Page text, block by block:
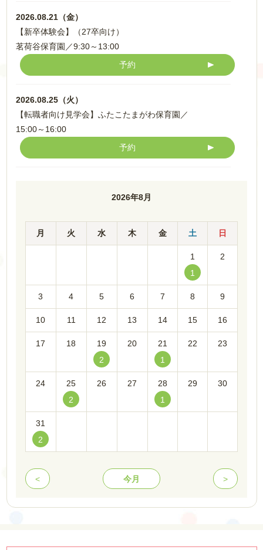
2026.08.21（金）
【新卒体験会】（27卒向け）
茗荷谷保育園／9:30～13:00
予約
2026.08.25（火）
【転職者向け見学会】ふたこたまがわ保育園／
15:00～16:00
予約
【新卒見学会】(27卒向け）
予約
10:00～、14:00～、17:00～、19:00～
2026.08.31（月）
【WEBセミナー】中途向け／
2026.08.31（月）
【WEBセミナー】【新卒】Webセミナー（ＶＲ園見学＆
予約
2026年8月
月 火 水 木 金 土 日
1
1
2
3 4 5 6 7 8 9
10 11 12 13 14 15 16
17 18
19
2
20
21
1
22 23
24
25
2
26 27
28
1
29 30
31
2
< 今月 >